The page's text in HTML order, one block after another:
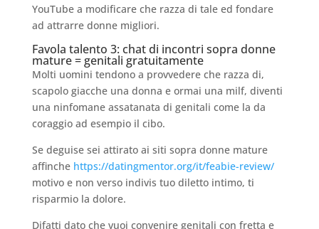
YouTube a modificare che razza di tale ed fondare
ad attrarre donne migliori.
Favola talento 3: chat di incontri sopra donne
mature = genitali gratuitamente
Molti uomini tendono a provvedere che razza di,
scapolo giacche una donna e ormai una milf, diventi
una ninfomane assatanata di genitali come la da
coraggio ad esempio il cibo.
Se deguise sei attirato ai siti sopra donne mature
affinche https://datingmentor.org/it/feabie-review/
motivo e non verso indivis tuo diletto intimo, ti
risparmio la dolore.
Difatti dato che vuoi convenire genitali con fretta e